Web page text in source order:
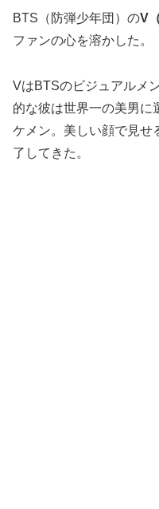
BTS（防弾少年団）のV
ファンの心を溶かした。
VはBTSのビジュアルメ
的な彼は世界一の美男に
ケメン。美しい顔で見せ
了してきた。